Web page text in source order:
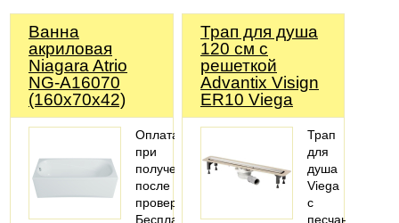
Ванна
акриловая
Niagara Atrio
NG-A16070
(160х70х42)
Оплата
при
получении
после
проверки
Бесплатная
Трап для душа
120 см с
решеткой
Advantix Visign
ER10 Viega
Трап
для
душа
Viega
с
песчаной